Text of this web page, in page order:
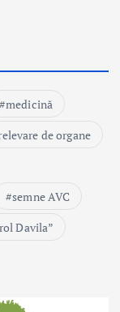
medicină
de organe
semne AVC
Davila”